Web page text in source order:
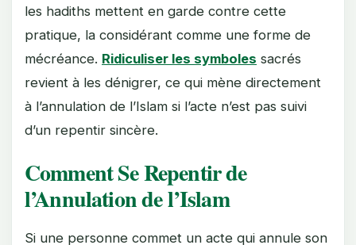
les hadiths mettent en garde contre cette
pratique, la considérant comme une forme de
mécréance. Ridiculiser les symboles sacrés
revient à les dénigrer, ce qui mène directement
à l’annulation de l’Islam si l’acte n’est pas suivi
d’un repentir sincère.
Comment Se Repentir de
l’Annulation de l’Islam
Si une personne commet un acte qui annule son